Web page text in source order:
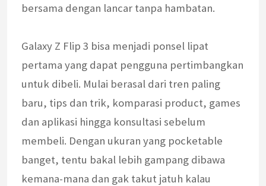
bersama dengan lancar tanpa hambatan.
Galaxy Z Flip 3 bisa menjadi ponsel lipat
pertama yang dapat pengguna pertimbangkan
untuk dibeli. Mulai berasal dari tren paling
baru, tips dan trik, komparasi product, games
dan aplikasi hingga konsultasi sebelum
membeli. Dengan ukuran yang pocketable
banget, tentu bakal lebih gampang dibawa
kemana-mana dan gak takut jatuh kalau